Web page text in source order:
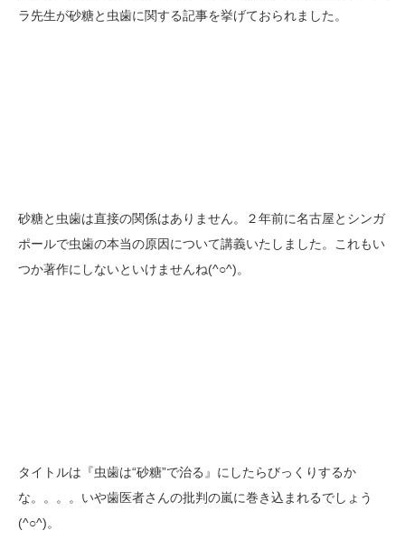
ラ先生が砂糖と虫歯に関する記事を挙げておられました。
砂糖と虫歯は直接の関係はありません。２年前に名古屋とシンガ
ポールで虫歯の本当の原因について講義いたしました。これもい
つか著作にしないといけませんね(^○^)。
タイトルは『虫歯は“砂糖”で治る』にしたらびっくりするか
な。。。。いや歯医者さんの批判の嵐に巻き込まれるでしょう
(^○^)。